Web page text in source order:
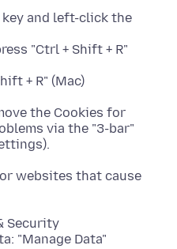
and left-click the
"Ctrl + Shift + R"
+ R" (Mac)
the Cookies for
via the "3-bar"
websites that cause
Security
"Manage Data"